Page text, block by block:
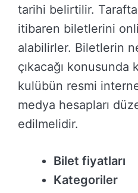
tarihi belirtilir.
itibaren biletlerini
alabilirler. Biletlerin
çıkacağı konusunda
kulübün resmi
medya hesapları
edilmelidir.
Bilet fiyatları
Kategoriler